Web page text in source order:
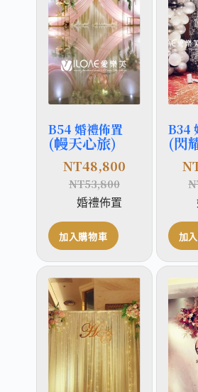
B54 婚禮佈置
(幔天心旅)
NT53,800
NT48,800
婚禮佈置
加入購物車
B34
(閃
加